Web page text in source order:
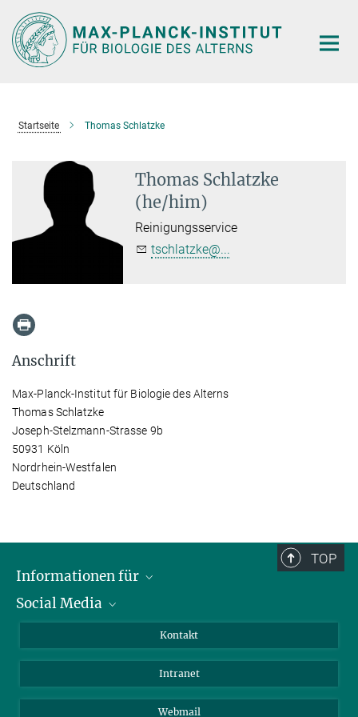
Hauptinhalt
Startseite Thomas Schlatzke
Thomas Schlatzke
(he/him)
Reinigungsservice
tschlatzke@...
Anschrift
Max-Planck-Institut für Biologie des Alterns
Thomas Schlatzke
Joseph-Stelzmann-Strasse 9b
50931 Köln
Nordrhein-Westfalen
Deutschland
TOP
Informationen für
Bewerbende
Journalist:innen
Social Media
Bluesky
YouTube
Kontakt
Intranet
Webmail